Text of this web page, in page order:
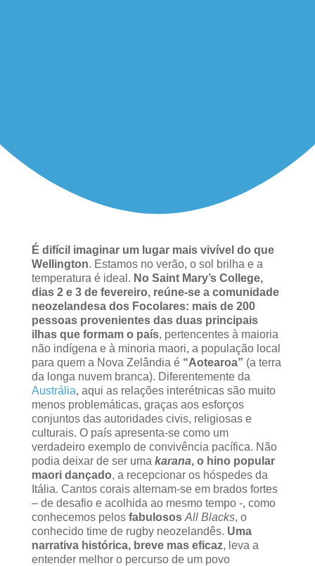
É difícil imaginar um lugar mais vivível do que
Wellington. Estamos no verão, o sol brilha e a
temperatura é ideal. No Saint Mary’s College,
dias 2 e 3 de fevereiro, reúne-se a comunidade
neozelandesa dos Focolares: mais de 200
pessoas provenientes das duas principais
ilhas que formam o país, pertencentes à maioria
não indígena e à minoria maori, a população local
para quem a Nova Zelândia é“Aotearoa” (a terra
da longa nuvem branca). Diferentemente da
Austrália, aqui as relações interétnicas são muito
menos problemáticas, graças aos esforços
conjuntos das autoridades civis, religiosas e
culturais. O país apresenta-se como um
verdadeiro exemplo de convivência pacífica. Não
podia deixar de ser uma karana, o hino popular
maori dançado, a recepcionar os hóspedes da
Itália. Cantos corais alternam-se em brados fortes
– de desafio e acolhida ao mesmo tempo -, como
conhecemos pelos fabulosos All Blacks, o
conhecido time de rugby neozelandês. Uma
narrativa histórica, breve mas eficaz, leva a
entender melhor o percurso de um povo